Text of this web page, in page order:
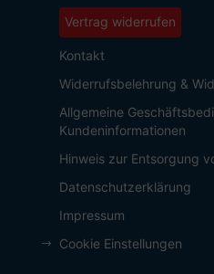
Vertrag widerrufen
Kontakt
Widerrufsbelehrung &
Allgemeine
Kundeninformationen
Hinweis zur Entsorgung
Datenschutzerklärung
Impressum
Cookie Einstellungen